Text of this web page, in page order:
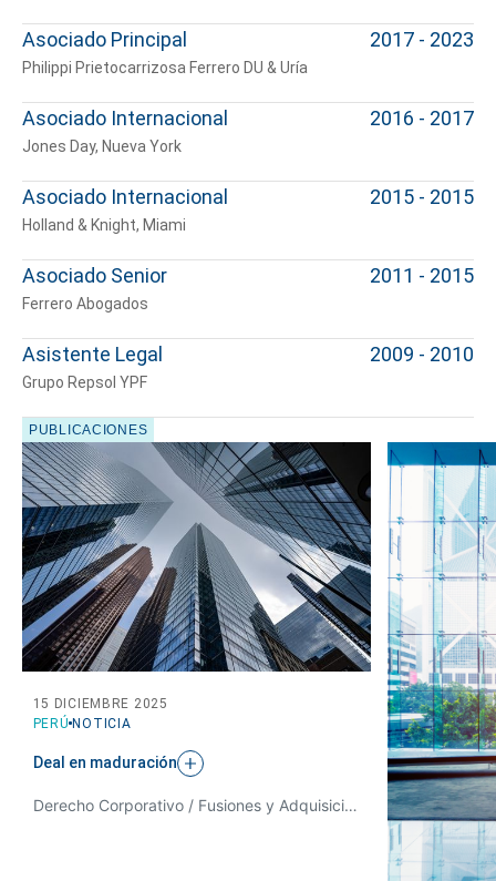
Cuéntanos, ¿Cómo
te podemos ayudar?
Asociado Principal
Philippi Prietocarrizosa Ferrero DU & Uría
2017 - 2023
Asociado Internacional
Jones Day, Nueva York
2016 - 2017
Asociado Internacional
Holland & Knight, Miami
2015 - 2015
Asociado Senior
Ferrero Abogados
2011 - 2015
Asistente Legal
Grupo Repsol YPF
2009 - 2010
PUBLICACIONES
PERÚ NOTICIA
15 DICIEMBRE 2025
Deal en maduración
Derecho Corporativo / Fusiones y Adquisiciones